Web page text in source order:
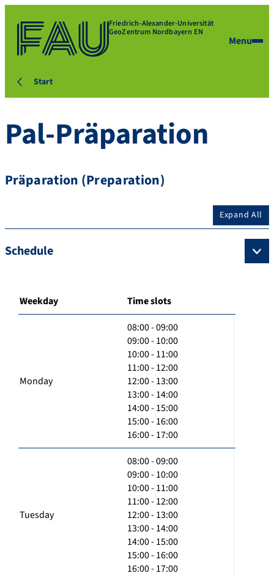
Friedrich-Alexander-Universität
GeoZentrum Nordbayern EN
Menu
Start
Pal-Präparation
Präparation (Preparation)
Expand All
Schedule
Weekday Time slots
Monday
08:00 - 09:00
09:00 - 10:00
10:00 - 11:00
11:00 - 12:00
12:00 - 13:00
13:00 - 14:00
14:00 - 15:00
15:00 - 16:00
16:00 - 17:00
Tuesday
08:00 - 09:00
09:00 - 10:00
10:00 - 11:00
11:00 - 12:00
12:00 - 13:00
13:00 - 14:00
14:00 - 15:00
15:00 - 16:00
16:00 - 17:00